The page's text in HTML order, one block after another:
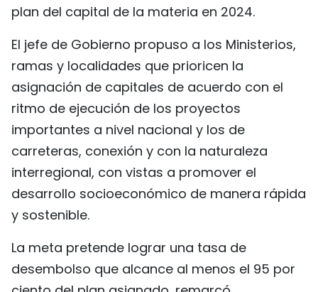
plan del capital de la materia en 2024.
El jefe de Gobierno propuso a los Ministerios,
ramas y localidades que prioricen la
asignación de capitales de acuerdo con el
ritmo de ejecución de los proyectos
importantes a nivel nacional y los de
carreteras, conexión y con la naturaleza
interregional, con vistas a promover el
desarrollo socioeconómico de manera rápida
y sostenible.
La meta pretende lograr una tasa de
desembolso que alcance al menos el 95 por